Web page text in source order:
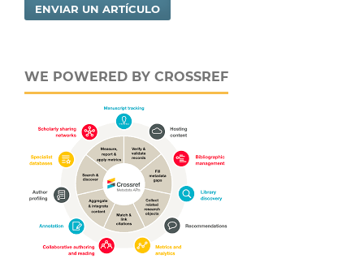
ENVIAR UN ARTÍCULO
WE POWERED BY CROSSREF